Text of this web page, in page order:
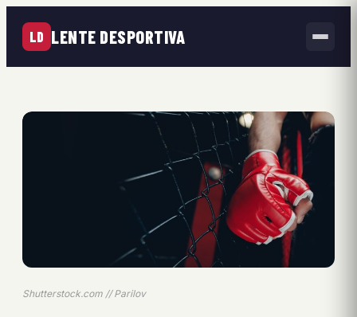
LD LENTE DESPORTIVA
Shutterstock.com // Parilov